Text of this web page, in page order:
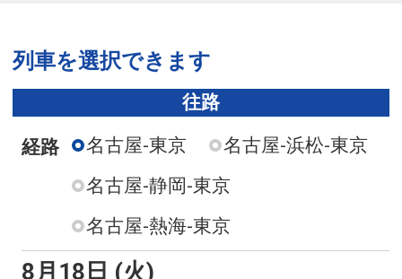
列車を選択できます
往路
経路 名古屋-東京
名古屋-浜松-東京
名古屋-静岡-東京
名古屋-熱海-東京
8月18日 (火)